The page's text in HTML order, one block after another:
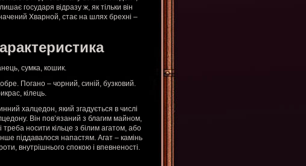
государя відразу ж, як тільки він
Хварной, стає на шлях брехні –
сумка, кошик.
Погано – чорний, синій, бузковий.
кілець.
халцедон, який згадується в числі
Він пов’язаний з благим майном,
носити кільце з білим агатом, або
піддавалося напастям. Агат – камінь
внутрішнього спокою і впевненості.